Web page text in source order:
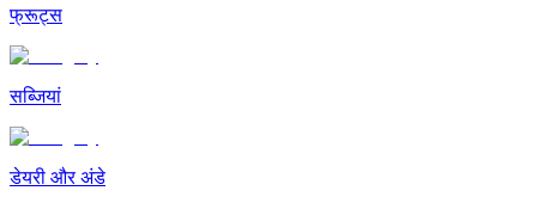
फ्रूट्स
सब्जियां
डेयरी और अंडे